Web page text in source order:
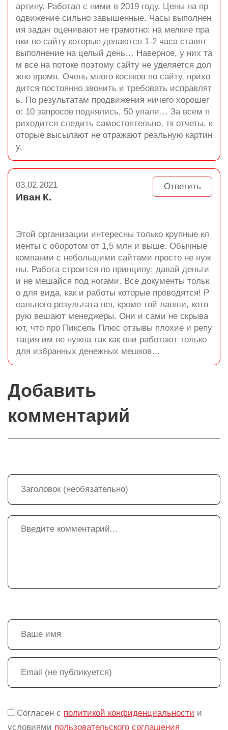
артину. Работал с ними в 2019 году. Цены на пр
одвижение сильно завышенные. Часы выполнен
ия задач оценивают не грамотно: на мелкие пра
вки по сайту которые делаются 1-2 часа ставят
выполнение на целый день… Наверное, у них та
м все на потоке поэтому сайту не уделяется дол
жно время. Очень много косяков по сайту, прихо
дится постоянно звонить и требовать исправлят
ь. По результатам продвижения ничего хорошег
о: 10 запросов поднялись, 50 упали… За всем п
риходится следить самостоятельно, тк отчеты, к
оторые высылают не отражают реальную картин
у.
Ответить
03.02.2021
Иван К.
Этой организации интересны только крупные кл
иенты с оборотом от 1,5 млн и выше. Обычные
компании с небольшими сайтами просто не нуж
ны. Работа строится по принципу: давай деньги
и не мешайся под ногами. Все документы тольк
о для вида, как и работы которые проводятся! Р
еального результата нет, кроме той лапши, кото
рую вешают менеджеры. Они и сами не скрыва
ют, что про Пиксель Плюс отзывы плохие и репу
тация им не нужна так как они работают только
для избранных денежных мешков…
Добавить
комментарий
Согласен с политикой конфиденциальности и
условиями пользовательского соглашения